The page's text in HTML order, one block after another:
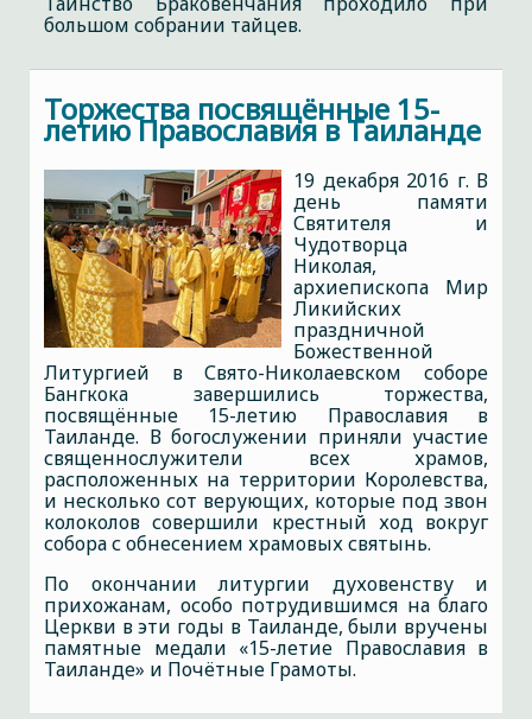
большом собрании тайцев.
Торжества посвящённые 15-
летию Православия в Таиланде
19 декабря 2016 г. В
день памяти
Святителя и
Чудотворца
Николая,
архиепископа Мир
Ликийских
праздничной
Божественной
Литургией в Свято-Николаевском соборе
Бангкока завершились торжества,
посвящённые 15-летию Православия в
Таиланде. В богослужении приняли участие
священнослужители всех храмов,
расположенных на территории Королевства,
и несколько сот верующих, которые под звон
колоколов совершили крестный ход вокруг
собора с обнесением храмовых святынь.
По окончании литургии духовенству и
прихожанам, особо потрудившимся на благо
Церкви в эти годы в Таиланде, были вручены
памятные медали «15-летие Православия в
Таиланде» и Почётные Грамоты.